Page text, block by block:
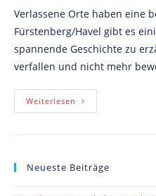
Verlassene Orte haben eine
Fürstenberg/Havel gibt es
spannende Geschichte zu
verfallen und nicht mehr
Weiterlesen Auf
Den
Neueste Beiträge